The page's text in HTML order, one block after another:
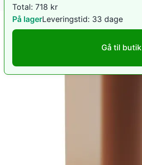
Total: 718 kr
På lagerLeveringstid: 33 dage
Gå til butik